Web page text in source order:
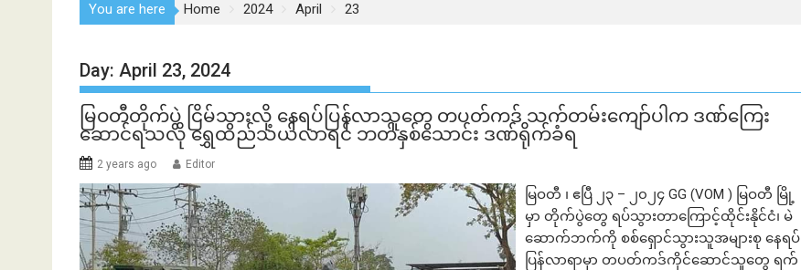
You are here Home 2024 April 23
Day: April 23, 2024
မြဝတီတိုက်ပွဲ ငြိမ်သွားလို့ နေရပ်ပြန်လာသူတွေ တပတ်ကဒ် သက်တမ်းကျော်ပါက ဒဏ်ကြေး
ဆောင်ရသလို ရွှေထည်သယ်လာရင် ဘတ်နှစ်သောင်း ဒဏ်ရိုက်ခံရ
2 years ago Editor
မြဝတီ ၊ ဧပြီ ၂၃ – ၂၀၂၄ GG (VOM ) မြဝတီ မြို့
မှာ တိုက်ပွဲတွေ ရပ်သွားတာကြောင့်ထိုင်းနိုင်ငံ၊ မဲ
ဆောက်ဘက်ကို စစ်ရှောင်သွားသူအများစု နေရပ်
ပြန်လာရာမှာ တပတ်ကဒ်ကိုင်ဆောင်သူတွေ ရက်